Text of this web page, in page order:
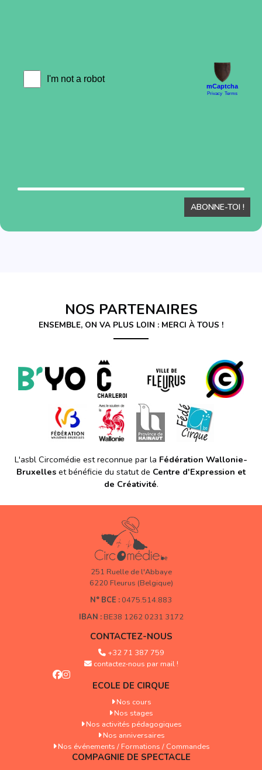
NOS PARTENAIRES
ENSEMBLE, ON VA PLUS LOIN : MERCI À TOUS !
L'asbl Circomédie est reconnue par la Fédération Wallonie-
Bruxelles et bénéficie du statut de Centre d'Expression et
de Créativité.
251 Ruelle de l'Abbaye
6220 Fleurus (Belgique)
N° BCE : 0475.514.883
IBAN :BE38 1262 0231 3172
CONTACTEZ-NOUS
+32 71 387 759
contactez-nous par mail !
ECOLE DE CIRQUE
Nos cours
Nos stages
Nos activités pédagogiques
Nos anniversaires
Nos événements / Formations / Commandes
COMPAGNIE DE SPECTACLE